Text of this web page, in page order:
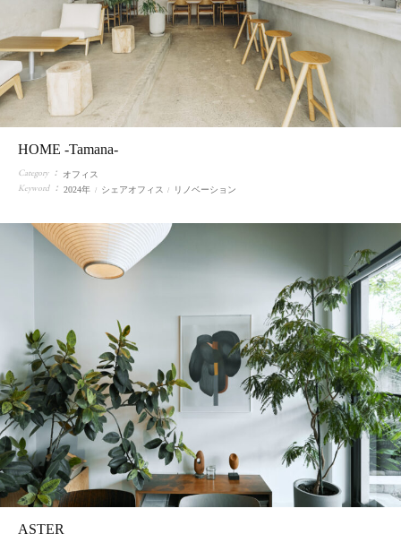
HOME -Tamana-
Category オフィス
Keyword 2024年 シェアオフィス リノベーション
ASTER